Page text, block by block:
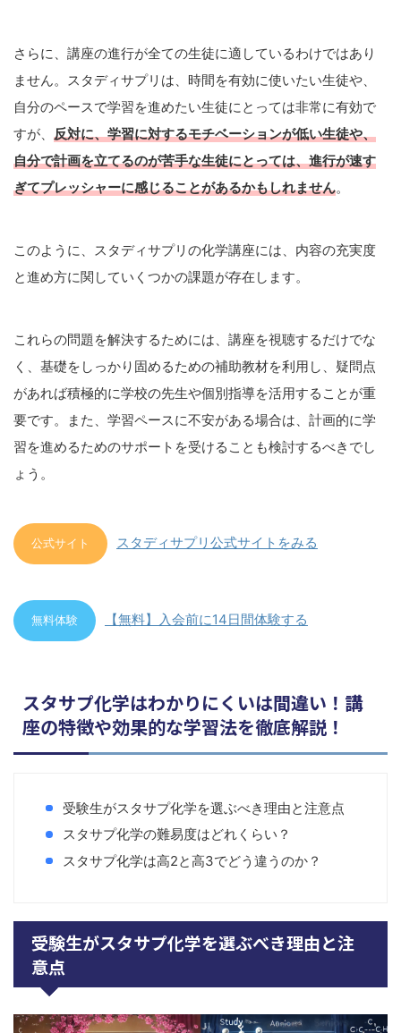
さらに、講座の進行が全ての生徒に適しているわけではあり
ません。スタディサプリは、時間を有効に使いたい生徒や、
自分のペースで学習を進めたい生徒にとっては非常に有効で
すが、 反対に、学習に対するモチベーションが低い生徒や、
自分で計画を立てるのが苦手な生徒にとっては、進行が速す
ぎてプレッシャーに感じることがあるかもしれません。
このように、スタディサプリの化学講座には、内容の充実度
と進め方に関していくつかの課題が存在します。
これらの問題を解決するためには、講座を視聴するだけでな
く、基礎をしっかり固めるための補助教材を利用し、疑問点
があれば積極的に学校の先生や個別指導を活用することが重
要です。また、学習ペースに不安がある場合は、計画的に学
習を進めるためのサポートを受けることも検討するべきでし
ょう。
公式サイト スタディサプリ公式サイトをみる
無料体験 【無料】入会前に14日間体験する
スタサプ化学はわかりにくいは間違い！講
座の特徴や効果的な学習法を徹底解説！
受験生がスタサプ化学を選ぶべき理由と注意点
スタサプ化学の難易度はどれくらい？
スタサプ化学は高2と高3でどう違うのか？
受験生がスタサプ化学を選ぶべき理由と注
意点